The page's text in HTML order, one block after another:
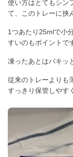
使い方はとてもシン
て、このトレーに挟
1つあたり25mlで小
すいのもポイントで
凍ったあとはパキッ
従来のトレーよりも
すっきり保管しやす